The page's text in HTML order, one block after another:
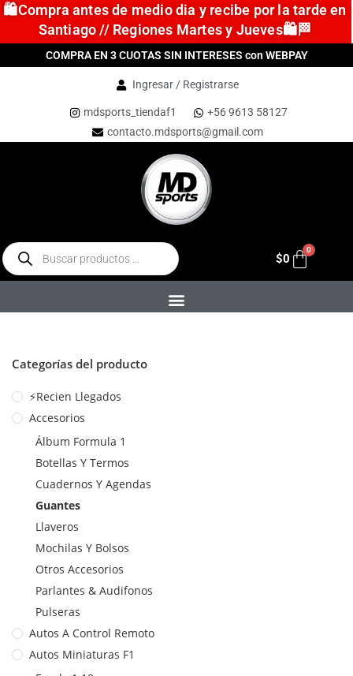
🛍️Compra antes de medio dia y recibe por la tarde en
Santiago // Regiones Martes y Jueves🛍️🏁
COMPRA EN 3 CUOTAS SIN INTERESES con WEBPAY
Ingresar / Registrarse
mdsports_tiendaf1
+56 9613 58127
contacto.mdsports@gmail.com
$0
Categorías del producto
⚡Recien Llegados
Accesorios
Álbum Formula 1
Botellas Y Termos
Cuadernos Y Agendas
Guantes
Llaveros
Mochilas Y Bolsos
Otros Accesorios
Parlantes & Audifonos
Pulseras
Autos A Control Remoto
Autos Miniaturas F1